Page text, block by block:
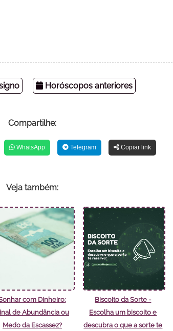
Horóscopos anteriores
Compartilhe:
WhatsApp Telegram Copiar link
Veja também:
com Dinheiro:
de Abundância ou
Medo da Escassez?
Biscoito da Sorte -
Escolha um biscoito e
descubra o que a sorte te